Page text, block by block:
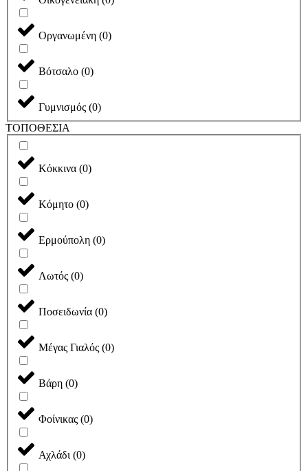
Οργανωμένη (0)
Βότσαλο (0)
Γυμνισμός (0)
ΤΟΠΟΘΕΣΙΑ
Κόκκινα (0)
Κόμητο (0)
Ερμούπολη (0)
Λωτός (0)
Ποσειδωνία (0)
Μέγας Γιαλός (0)
Βάρη (0)
Φοίνικας (0)
Αχλάδι (0)